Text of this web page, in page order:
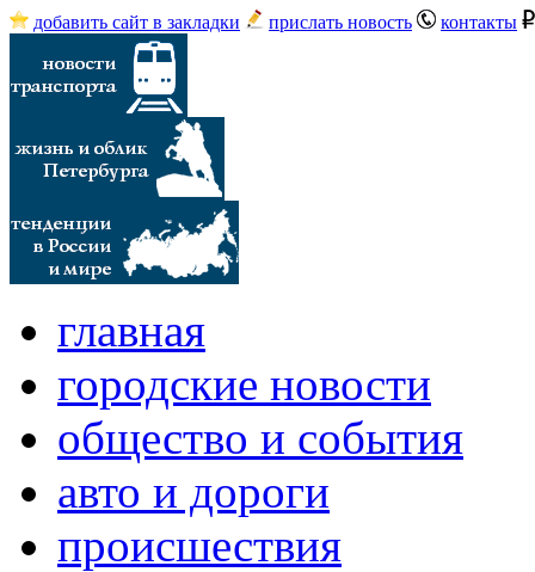
добавить сайт в закладки прислать новость контакты
главная
городские новости
общество и события
авто и дороги
происшествия